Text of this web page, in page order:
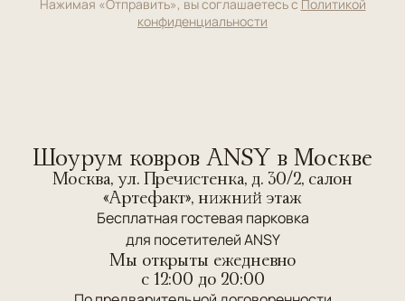
Нажимая «Отправить», вы соглашаетесь с Политикой
конфиденциальности
Шоурум ковров ANSY в Москве
Москва, ул. Пречистенка, д. 30/2, салон
«Артефакт», нижний этаж
Бесплатная гостевая парковка
для посетителей ANSY
Мы открыты ежедневно
c 12:00 до 20:00